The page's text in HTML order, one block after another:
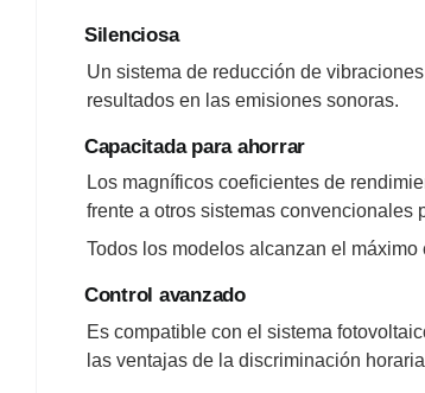
Silenciosa
Un sistema de reducción de
resultados en las emisiones sonoras.
Capacitada para ahorrar
Los magníficos coeficientes de
frente a otros sistemas convencionales
Todos los modelos alcanzan el
Control avanzado
Es compatible con el sistema
las ventajas de la discriminación